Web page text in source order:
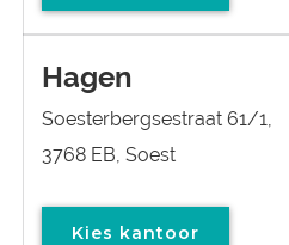
Hagen
Soesterbergsestraat 61/1,
3768 EB, Soest
Kies kantoor